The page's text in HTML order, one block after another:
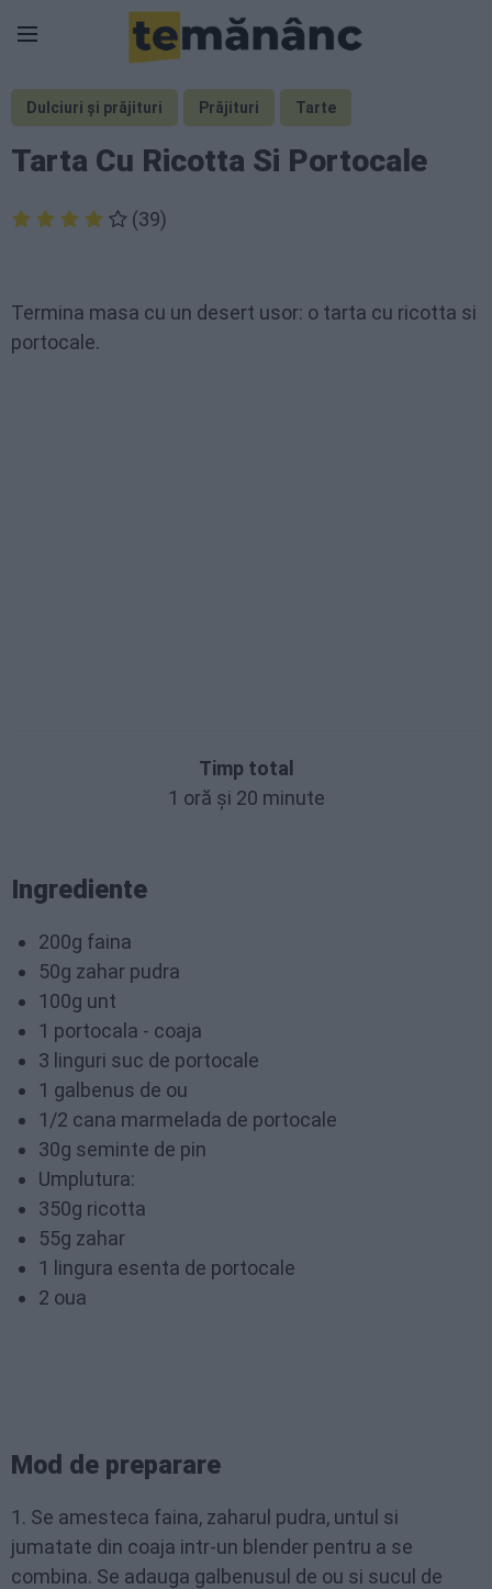
Dulciuri și prăjituri Prăjituri Tarte
Tarta Cu Ricotta Si Portocale
(39)
Termina masa cu un desert usor: o tarta cu ricotta si
portocale.
Timp total
1 oră și 20 minute
Ingrediente
200g faina
50g zahar pudra
100g unt
1 portocala - coaja
3 linguri suc de portocale
1 galbenus de ou
1/2 cana marmelada de portocale
30g seminte de pin
Umplutura:
350g ricotta
55g zahar
1 lingura esenta de portocale
2 oua
Mod de preparare
1. Se amesteca faina, zaharul pudra, untul si
jumatate din coaja intr-un blender pentru a se
combina. Se adauga galbenusul de ou si sucul de